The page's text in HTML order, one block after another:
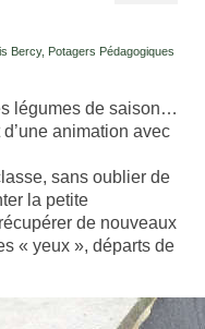
Bercy, Potagers Pédagogiques
légumes de saison…
animation avec
sans oublier de
la petite
de nouveaux
« yeux », départs de